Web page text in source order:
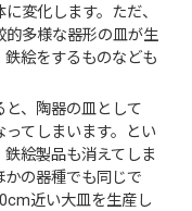
変化します。ただ、
的多様な器形の皿が生
絵をするものなども
と、陶器の皿として
てしまいます。とい
絵製品も消えてしま
の器種でも同じで
近い大皿を生産し